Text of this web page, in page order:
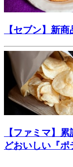
【セブン】新
【ファミマ】
どおいしい『ポ